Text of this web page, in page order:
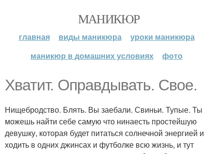
МАНИКЮР
главная виды маникюра
уроки маникюра
маникюр в домашних условиях
фото
Хватит. Оправдывать. Свое.
Нищебродство. Блять. Вы заебали. Свиньи. Тупые. Ты
можешь найти себе самую что нинаесть простейшую
девушку, которая будет питаться солнечной энергией и
ходить в одних джинсах и футболке всю жизнь, и тут